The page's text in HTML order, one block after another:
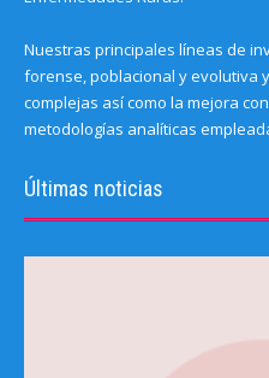
Nuestras principales líneas de
forense, poblacional y evolutiva
complejas así como la mejora
metodologías analíticas
Últimas noticias